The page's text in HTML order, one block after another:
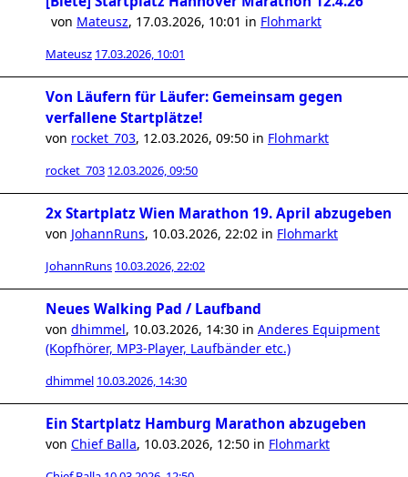
von Mateusz, 17.03.2026, 10:01 in Flohmarkt
Mateusz 17.03.2026, 10:01
Von Läufern für Läufer: Gemeinsam gegen
verfallene Startplätze!
von rocket_703, 12.03.2026, 09:50 in Flohmarkt
rocket_703 12.03.2026, 09:50
2x Startplatz Wien Marathon 19. April abzugeben
von JohannRuns, 10.03.2026, 22:02 in Flohmarkt
JohannRuns 10.03.2026, 22:02
Neues Walking Pad / Laufband
von dhimmel, 10.03.2026, 14:30 in Anderes Equipment
(Kopfhörer, MP3-Player, Laufbänder etc.)
dhimmel 10.03.2026, 14:30
Ein Startplatz Hamburg Marathon abzugeben
von Chief Balla, 10.03.2026, 12:50 in Flohmarkt